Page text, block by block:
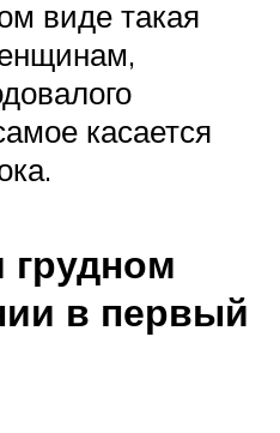
виде такая
касается
в первый